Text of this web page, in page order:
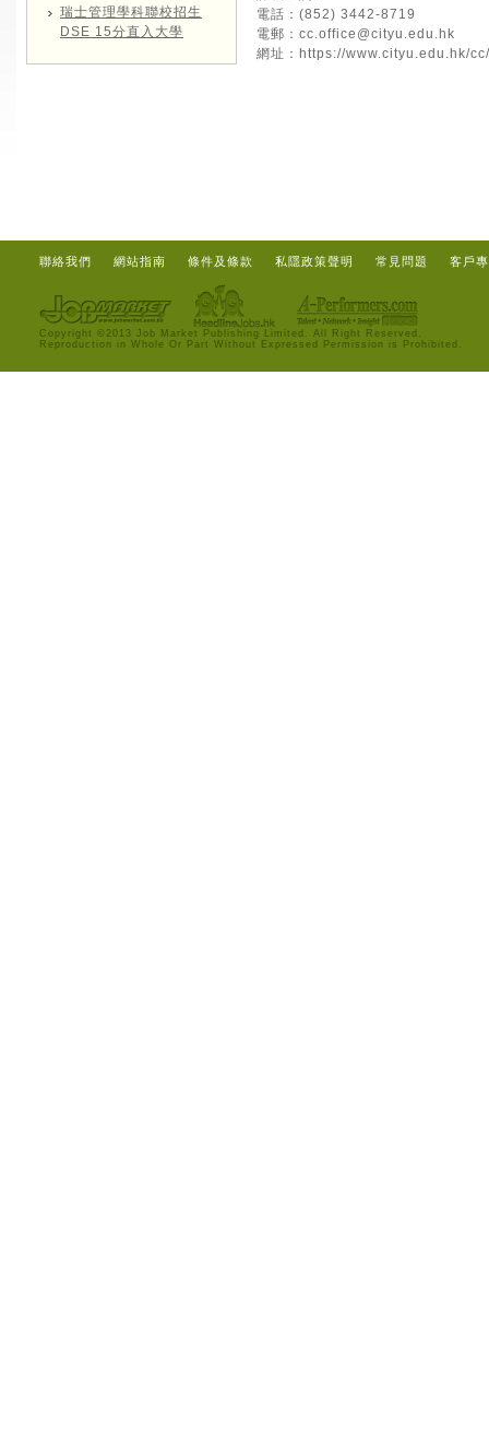
瑞士管理學科聯校招生
DSE 15分直入大學
電話：(852) 3442-8719
電郵： cc.office@cityu.edu.hk
網址： https://www.cityu.edu.hk/
聯絡我們 網站指南 條件及條款 私隱政策聲明 常見問題 客戶
Copyright ©2013 Job Market Publishing Limited. All Right Reserved.
Reproduction in Whole Or Part Without Expressed Permission is Prohibited.